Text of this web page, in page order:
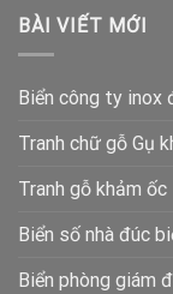
BÀI VIẾT MỚI
Biển công ty inox
Tranh chữ gỗ Gụ
Tranh gỗ khảm ốc
Biển số nhà đúc
Biển phòng giám